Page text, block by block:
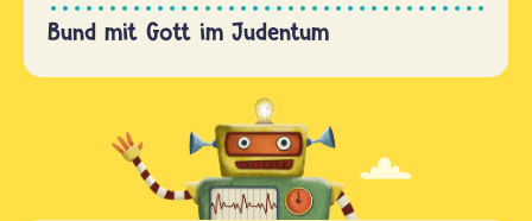
Bund mit Gott im Judentum